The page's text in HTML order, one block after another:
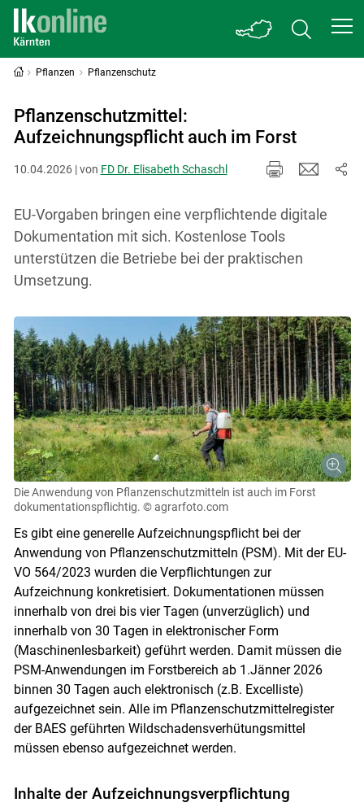
Pflanzen Pflanzenschutz
Pflanzenschutzmittel:
Aufzeichnungspflicht auch im Forst
10.04.2026 | von FD Dr. Elisabeth Schaschl
EU-Vorgaben bringen eine verpflichtende digitale
Dokumentation mit sich. Kostenlose Tools
unterstützen die Betriebe bei der praktischen
Umsetzung.
Die Anwendung von Pflanzenschutzmitteln ist auch im Forst
dokumentationspflichtig. © agrarfoto.com
Es gibt eine generelle Aufzeichnungspflicht bei der
Anwendung von Pflanzenschutzmitteln (PSM). Mit der EU-
VO 564/​2023 wurden die Verpflichtungen zur
Aufzeichnung konkretisiert. Dokumentationen müssen
innerhalb von drei bis vier Tagen (unverzüglich) und
innerhalb von 30 Tagen in elektronischer Form
(Maschinenlesbarkeit) geführt werden. Damit müssen die
PSM-Anwendungen im Forstbereich ab 1.Jänner 2026
binnen 30 Tagen auch elektronisch (z.B. Excelliste)
aufgezeichnet sein. Alle im Pflanzenschutzmittelregister
der BAES geführten Wildschadensverhütungsmittel
müssen ebenso aufgezeichnet werden.
Inhalte der Aufzeichnungs­verpflichtung